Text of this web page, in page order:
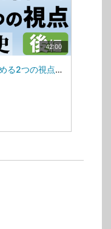
42:00
内部監査において有効性を高める2つの視点_後編(VM08)